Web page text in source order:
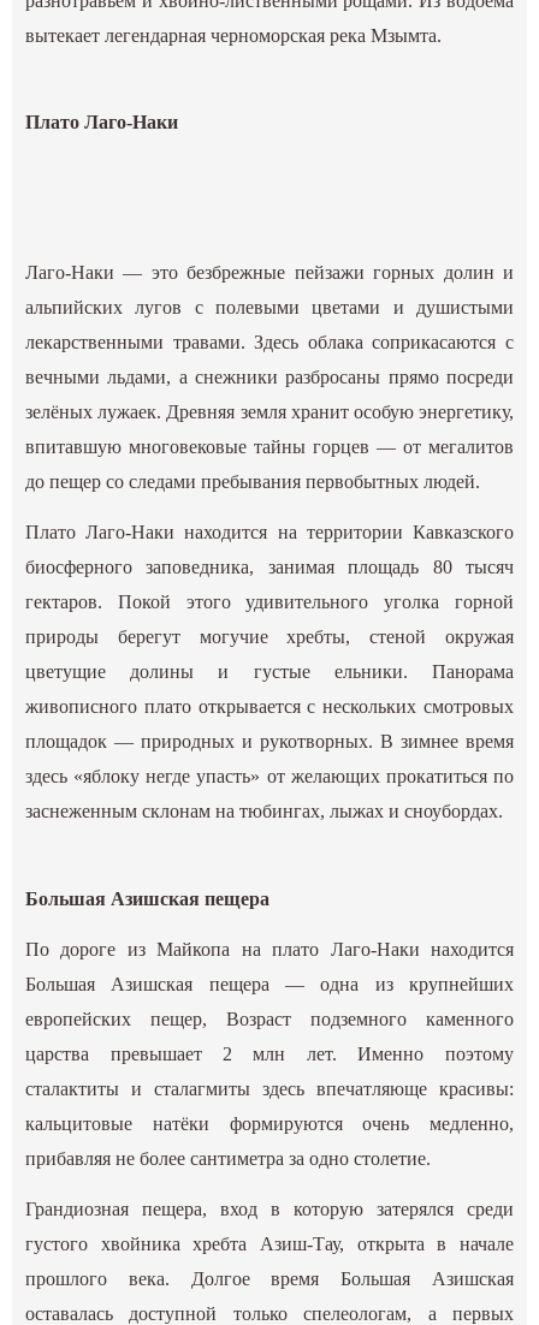
вытекает легендарная черноморская река Мзымта.
Плато Лаго-Наки
Лаго-Наки — это безбрежные пейзажи горных долин и
альпийских лугов с полевыми цветами и душистыми
лекарственными травами. Здесь облака соприкасаются с
вечными льдами, а снежники разбросаны прямо посреди
зелёных лужаек. Древняя земля хранит особую энергетику,
впитавшую многовековые тайны горцев — от мегалитов
до пещер со следами пребывания первобытных людей.
Плато Лаго-Наки находится на территории Кавказского
биосферного заповедника, занимая площадь 80 тысяч
гектаров. Покой этого удивительного уголка горной
природы берегут могучие хребты, стеной окружая
цветущие долины и густые ельники. Панорама
живописного плато открывается с нескольких смотровых
площадок — природных и рукотворных. В зимнее время
здесь «яблоку негде упасть» от желающих прокатиться по
заснеженным склонам на тюбингах, лыжах и сноубордах.
Большая Азишская пещера
По дороге из Майкопа на плато Лаго-Наки находится
Большая Азишская пещера — одна из крупнейших
европейских пещер, Возраст подземного каменного
царства превышает 2 млн лет. Именно поэтому
сталактиты и сталагмиты здесь впечатляюще красивы:
кальцитовые натёки формируются очень медленно,
прибавляя не более сантиметра за одно столетие.
Грандиозная пещера, вход в которую затерялся среди
густого хвойника хребта Азиш-Тау, открыта в начале
прошлого века. Долгое время Большая Азишская
оставалась доступной только спелеологам, а первых